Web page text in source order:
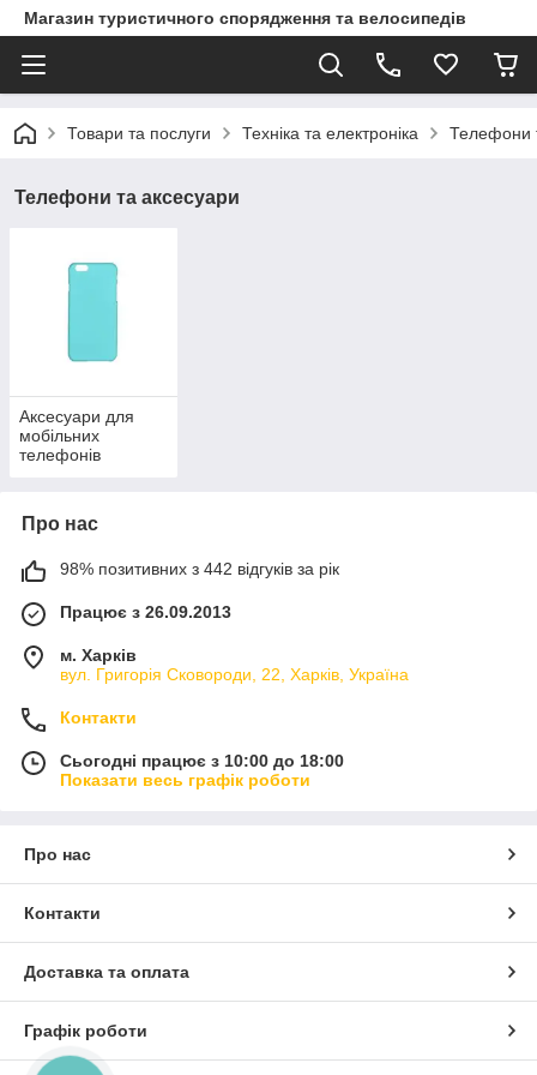
Магазин туристичного спорядження та велосипедів
Товари та послуги Техніка та електроніка Телефони
Телефони та аксесуари
Аксесуари для
мобільних
телефонів
Про нас
98% позитивних з 442 відгуків за рік
Працює з 26.09.2013
м. Харків
вул. Григорія Сковороди, 22, Харків, Україна
Контакти
Сьогодні працює з 10:00 до 18:00
Показати весь графік роботи
Про нас
Контакти
Доставка та оплата
Графік роботи